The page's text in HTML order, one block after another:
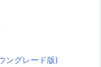
ングレード版)